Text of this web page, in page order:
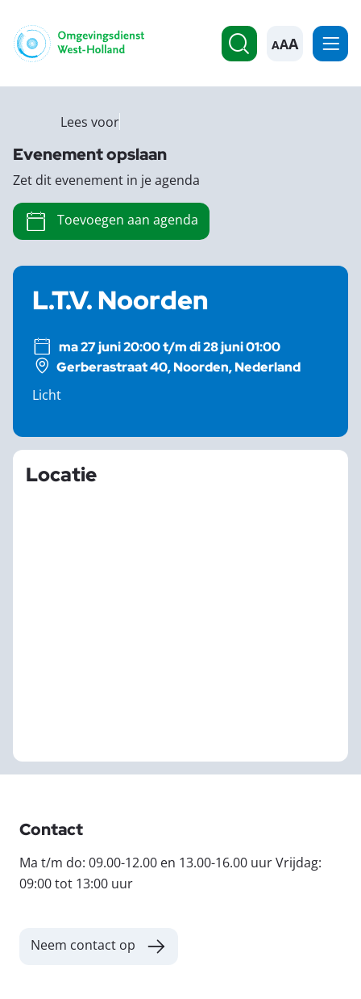
A
L.T.V. Noorden
ma 27 juni 20:00 t/m di 28 juni 01:00
Gerberastraat 40, Noorden, Nederland
Licht
Locatie
Lees voor
Evenement opslaan
Zet dit evenement in je agenda
Toevoegen aan agenda
Contact
Ma t/m do: 09.00-12.00 en 13.00-16.00 uur Vrijdag:
09:00 tot 13:00 uur
Neem contact op